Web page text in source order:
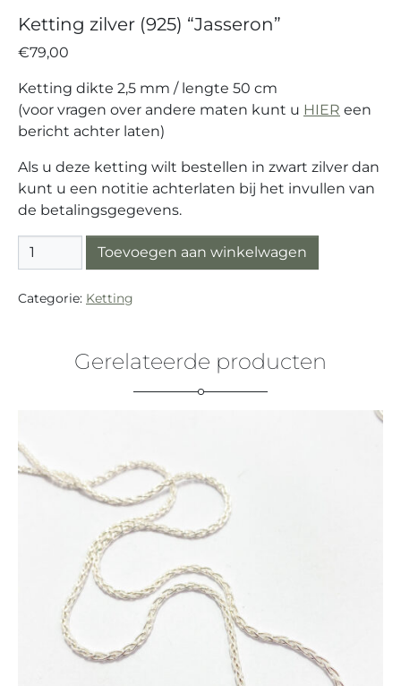
Ketting zilver (925) “Jasseron”
€79,00
Ketting dikte 2,5 mm / lengte 50 cm
(voor vragen over andere maten kunt u HIER een
bericht achter laten)
Als u deze ketting wilt bestellen in zwart zilver dan
kunt u een notitie achterlaten bij het invullen van
de betalingsgegevens.
Ketting zilver (925) "Jasseron" aantal
Toevoegen aan winkelwagen
Categorie: Ketting
Gerelateerde producten